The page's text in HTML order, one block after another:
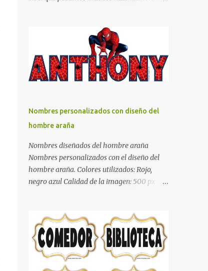
de un lugar propio que utilizamos todos los
días y por ende debemos tratar de que éste
sea un lugar muy agradable y cómodo y
también para nuestra vista. Te mostramos
algunas sugerencias que pueden brindar la
dormitorio. El color naranja es una buena
opción para recibir esa luz y felicidad que
todo ser humano necesita. El color blanco es
ideal para lograr el relax total, es un color
que va con todo y además es color bastante
limpio que te dará esa sensación de calidez.
Los colores terra son excelentes para usar en
color muy relajante y por lo tanto entra en
la lista de colo...
Nombres personalizados con diseño del
hombre araña
Nombres diseñados del hombre araña
Nombres personalizados con el diseño del
hombre araña. Colores utilizados: Rojo,
negro azul Calidad de la imagen: 500 px Si
comentario y con gusto lo diseñamos.
Nombres con diseños Spiderman Sonic bella
Cartel de feliz cumpleaños de héroes en
pijamas Ideas para decorar el dormitorio
con pósters Cama con diseño de ring de